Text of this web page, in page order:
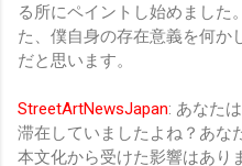
る所にペイントし始めました
た、僕自身の存在意義を何か
だと思います。
StreetArtNewsJapan: あなた
滞在していましたよね？あな
本文化から受けた影響はあり